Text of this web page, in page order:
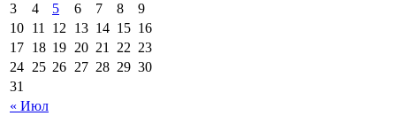
« Июл
3
4 5 6 7 8
9
10 11 12 13 14 15 16
17 18 19 20 21 22 23
24 25 26 27 28 29 30
31